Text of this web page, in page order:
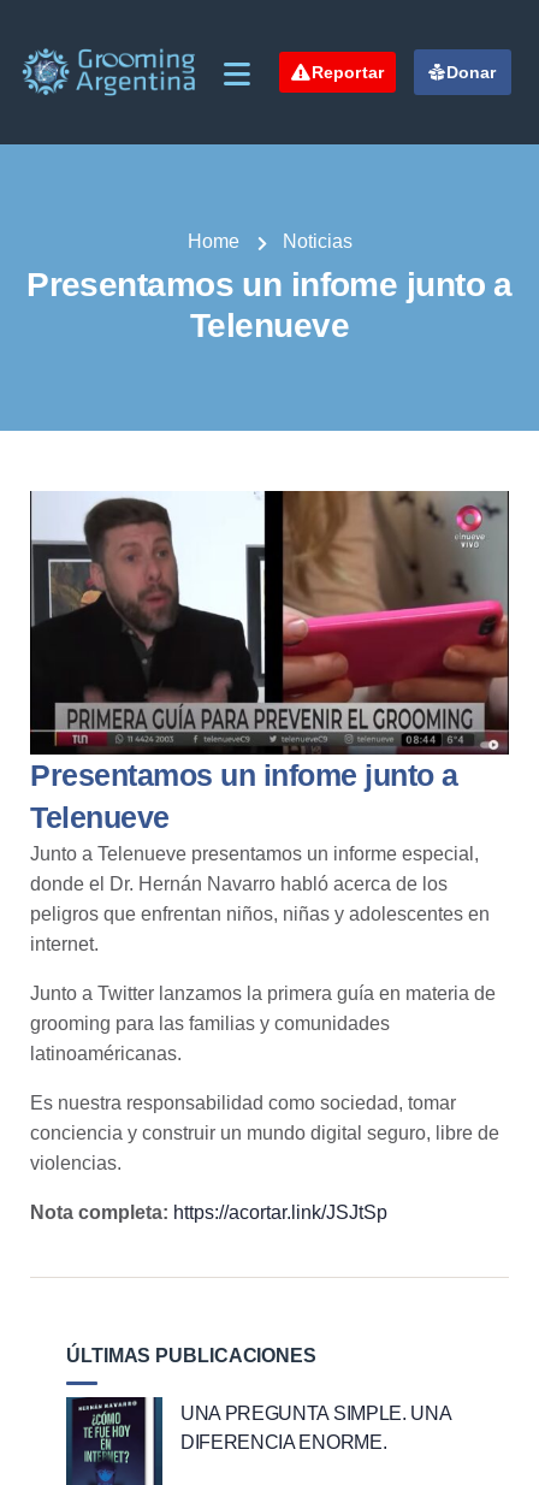
Reportar Donar
Home Noticias
Presentamos un infome junto a
Telenueve
Presentamos un infome junto a
Telenueve
Junto a Telenueve presentamos un informe especial,
donde el Dr. Hernán Navarro habló acerca de los
peligros que enfrentan niños, niñas y adolescentes en
internet.
Junto a Twitter lanzamos la primera guía en materia de
grooming para las familias y comunidades
latinoaméricanas.
Es nuestra responsabilidad como sociedad, tomar
conciencia y construir un mundo digital seguro, libre de
violencias.
Nota completa: https://acortar.link/JSJtSp
ÚLTIMAS PUBLICACIONES
UNA PREGUNTA SIMPLE. UNA
DIFERENCIA ENORME.